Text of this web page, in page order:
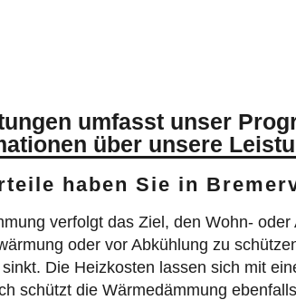
umfasst unser
über unsere
haben Sie in
verfolgt das Ziel, den Wohn-
oder vor Abkühlung zu
Die Heizkosten lassen sich mit
schützt die Wärmedämmung